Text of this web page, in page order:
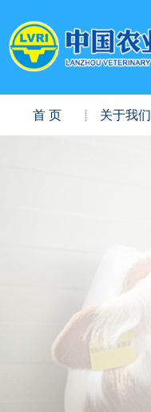
首 页 关于我们